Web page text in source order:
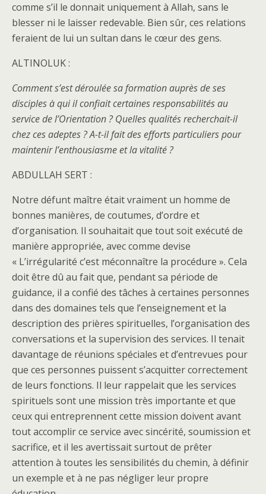
comme s’il le donnait uniquement à Allah, sans le
blesser ni le laisser redevable. Bien sûr, ces relations
feraient de lui un sultan dans le cœur des gens.
ALTINOLUK :
Comment s’est déroulée sa formation auprès de ses
disciples à qui il confiait certaines responsabilités au
service de l’Orientation ? Quelles qualités recherchait-il
chez ces adeptes ? A-t-il fait des efforts particuliers pour
maintenir l’enthousiasme et la vitalité ?
ABDULLAH SERT :
Notre défunt maître était vraiment un homme de
bonnes manières, de coutumes, d’ordre et
d’organisation. Il souhaitait que tout soit exécuté de
manière appropriée, avec comme devise
« L’irrégularité c’est méconnaître la procédure ». Cela
doit être dû au fait que, pendant sa période de
guidance, il a confié des tâches à certaines personnes
dans des domaines tels que l’enseignement et la
description des prières spirituelles, l’organisation des
conversations et la supervision des services. Il tenait
davantage de réunions spéciales et d’entrevues pour
que ces personnes puissent s’acquitter correctement
de leurs fonctions. Il leur rappelait que les services
spirituels sont une mission très importante et que
ceux qui entreprennent cette mission doivent avant
tout accomplir ce service avec sincérité, soumission et
sacrifice, et il les avertissait surtout de prêter
attention à toutes les sensibilités du chemin, à définir
un exemple et à ne pas négliger leur propre